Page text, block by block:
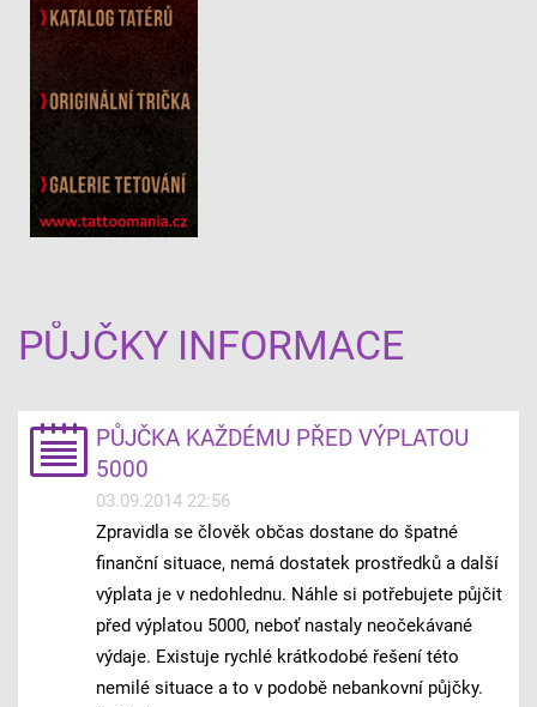
PŮJČKY INFORMACE
PŮJČKA KAŽDÉMU PŘED VÝPLATOU
5000
03.09.2014 22:56
Zpravidla se člověk občas dostane do špatné
finanční situace, nemá dostatek prostředků a další
výplata je v nedohlednu. Náhle si potřebujete půjčit
před výplatou 5000, neboť nastaly neočekávané
výdaje. Existuje rychlé krátkodobé řešení této
nemilé situace a to v podobě nebankovní půjčky.